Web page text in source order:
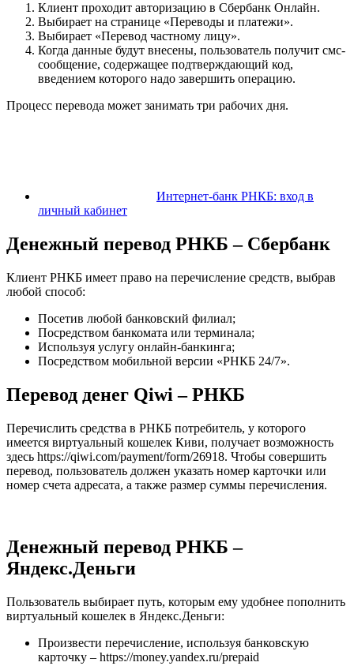
Клиент проходит авторизацию в Сбербанк Онлайн.
Выбирает на странице «Переводы и платежи».
Выбирает «Перевод частному лицу».
Когда данные будут внесены, пользователь получит смс-
сообщение, содержащее подтверждающий код,
введением которого надо завершить операцию.
Процесс перевода может занимать три рабочих дня.
Интернет-банк РНКБ: вход в
личный кабинет
Денежный перевод РНКБ – Сбербанк
Клиент РНКБ имеет право на перечисление средств, выбрав
любой способ:
Посетив любой банковский филиал;
Посредством банкомата или терминала;
Используя услугу онлайн-банкинга;
Посредством мобильной версии «РНКБ 24/7».
Перевод денег Qiwi – РНКБ
Перечислить средства в РНКБ потребитель, у которого
имеется виртуальный кошелек Киви, получает возможность
здесь https://qiwi.com/payment/form/26918. Чтобы совершить
перевод, пользователь должен указать номер карточки или
номер счета адресата, а также размер суммы перечисления.
Денежный перевод РНКБ –
Яндекс.Деньги
Пользователь выбирает путь, которым ему удобнее пополнить
виртуальный кошелек в Яндекс.Деньги:
Произвести перечисление, используя банковскую
карточку – https://money.yandex.ru/prepaid